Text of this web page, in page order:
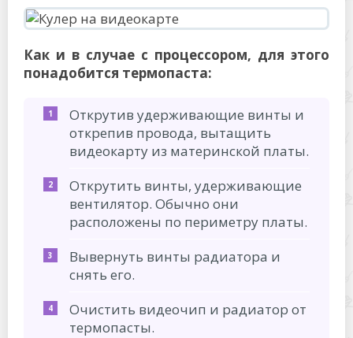
Как и в случае с процессором, для этого
понадобится термопаста:
Открутив удерживающие винты и
открепив провода, вытащить
видеокарту из материнской платы.
Открутить винты, удерживающие
вентилятор. Обычно они
расположены по периметру платы.
Вывернуть винты радиатора и
снять его.
Очистить видеочип и радиатор от
термопасты.